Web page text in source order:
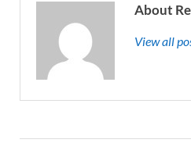
About
View all